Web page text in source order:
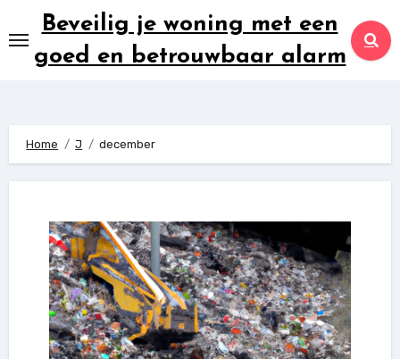
naar
inhoud
Beveilig je woning met een
goed en betrouwbaar alarm
Home J december